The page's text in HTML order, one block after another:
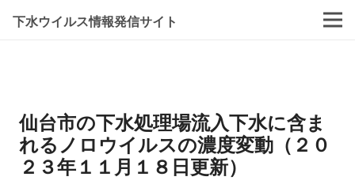
下水ウイルス情報発信サイト
仙台市の下水処理場流入下水に含ま
れるノロウイルスの濃度変動（２０
２３年１１月１８日更新）